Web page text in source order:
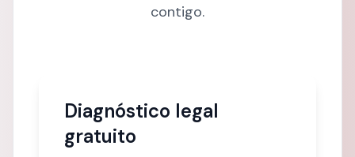
contigo.
Diagnóstico legal
gratuito